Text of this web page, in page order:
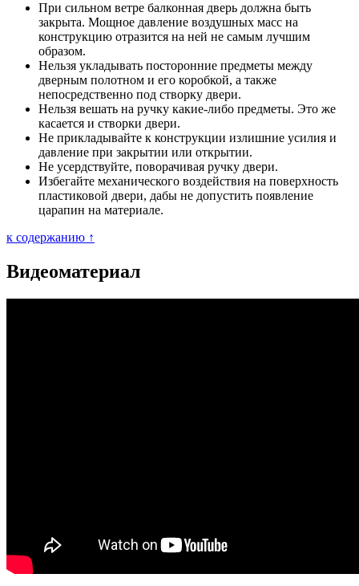
При сильном ветре балконная дверь должна быть
закрыта. Мощное давление воздушных масс на
конструкцию отразится на ней не самым лучшим
образом.
Нельзя укладывать посторонние предметы между
дверным полотном и его коробкой, а также
непосредственно под створку двери.
Нельзя вешать на ручку какие-либо предметы. Это же
касается и створки двери.
Не прикладывайте к конструкции излишние усилия и
давление при закрытии или открытии.
Не усердствуйте, поворачивая ручку двери.
Избегайте механического воздействия на поверхность
пластиковой двери, дабы не допустить появление
царапин на материале.
к содержанию ↑
Видеоматериал